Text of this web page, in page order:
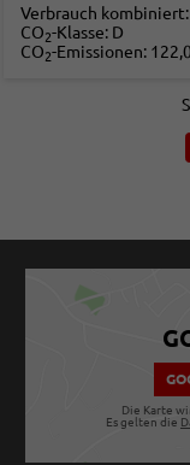
Verbrauch kombiniert:
CO2-Klasse: D
CO2-Emissionen:
Die Karte
Es gelten die